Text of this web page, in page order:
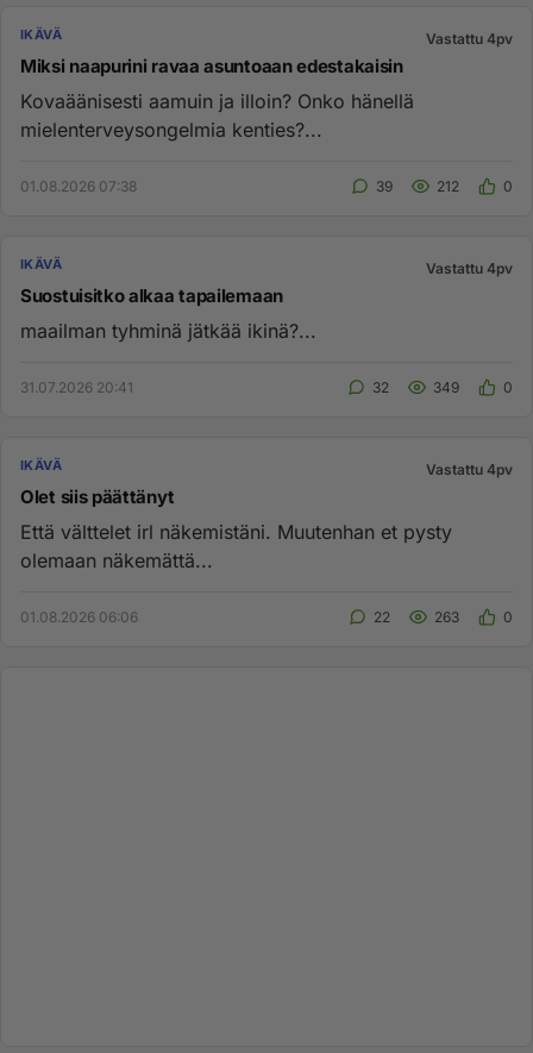
IKÄVÄ Vastattu 4pv
Miksi naapurini ravaa asuntoaan edestakaisin
Kovaäänisesti aamuin ja illoin? Onko hänellä
mielenterveysongelmia kenties?...
01.08.2026 07:38 39 212 0
IKÄVÄ Vastattu 4pv
Suostuisitko alkaa tapailemaan
maailman tyhminä jätkää ikinä?...
31.07.2026 20:41 32 349 0
IKÄVÄ Vastattu 4pv
Olet siis päättänyt
Että välttelet irl näkemistäni. Muutenhan et pysty
olemaan näkemättä...
01.08.2026 06:06 22 263 0